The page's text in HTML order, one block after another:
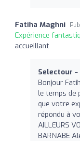
Fatiha Maghni
Expérience
accueillant
Selectour
Bonjour
le temps de
que votre
répondu à
AILLEURS
BARNABE